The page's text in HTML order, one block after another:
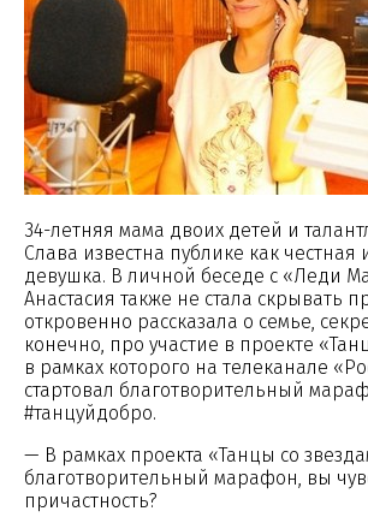
34-летняя мама двоих детей и
Слава известна публике как честная
девушка. В личной беседе с «Леди
Анастасия также не стала скрывать
откровенно рассказала о семье,
конечно, про участие в проекте
в рамках которого на телеканале
стартовал благотворительный
#танцуйдобро.
— В рамках проекта «Танцы со
благотворительный марафон, вы
причастность?